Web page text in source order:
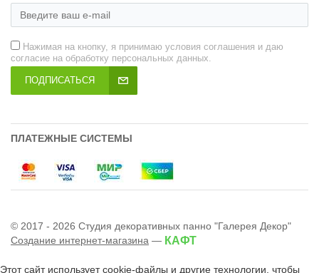
Нажимая на кнопку, я принимаю условия соглашения и даю
согласие на обработку персональных данных.
ПОДПИСАТЬСЯ
ПЛАТЕЖНЫЕ СИСТЕМЫ
© 2017 - 2026 Студия декоративных панно "Галерея Декор"
Создание интернет-магазина — КАФТ
Этот сайт использует cookie-файлы и другие технологии, чтобы